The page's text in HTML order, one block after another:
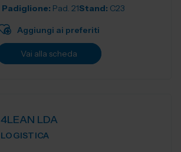
Padiglione: Pad. 21Stand: C23
Aggiungi ai preferiti
Vai alla scheda
4LEAN LDA
LOGISTICA